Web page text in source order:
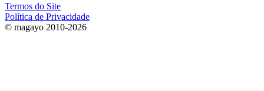
Termos do Site
Política de Privacidade
© magayo 2010-2026